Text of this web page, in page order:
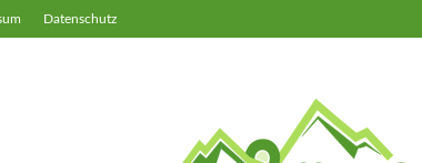
Datenschutz